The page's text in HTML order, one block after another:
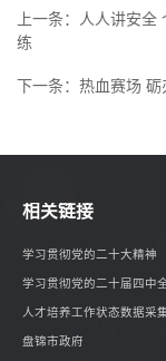
上一条： 人人讲安全
练
下一条： 热血赛场 砺
相关链接
学习贯彻党的二十大精神
学习贯彻党的二十届四中
人才培养工作状态数据采
盘锦市政府